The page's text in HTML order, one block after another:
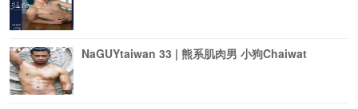
NaGUYtaiwan 33 | 熊系肌肉男 小狗Chaiwat